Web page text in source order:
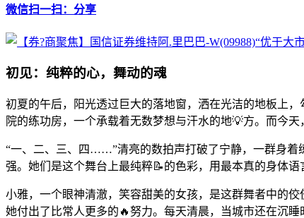
微信扫一扫：分享
初见：纯粹的心，舞动的魂
初夏的午后，阳光透过巨大的落地窗，洒在光洁的地板上
院的练功房，一个承载着无数梦想与汗水的地💡方。而今
“一、二、三、四……”清亮的数拍声打破了宁静，一群身着
强。她们是这个舞台上最纯粹📝的色彩，用最本真的身体语
小雅，一个眼神清澈，笑容甜美的女孩，是这群舞者中的
她付出了比常人更多的🔥努力。每天清晨，当城市还在沉